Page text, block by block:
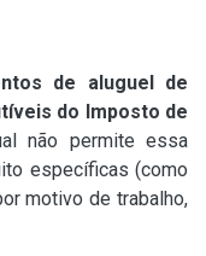
de aluguel de
do Imposto de
não permite essa
específicas (como
motivo de trabalho,